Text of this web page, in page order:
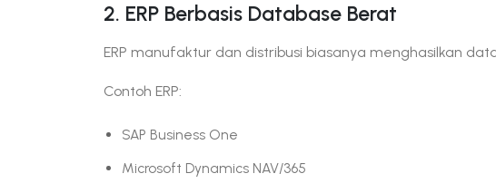
2. ERP Berbasis Database Berat
ERP manufaktur dan distribusi biasanya menghasilkan
Contoh ERP:
SAP Business One
Microsoft Dynamics NAV/365